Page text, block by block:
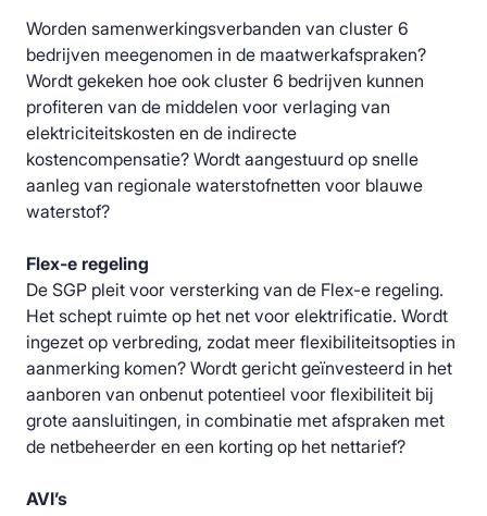
Worden samenwerkingsverbanden van cluster 6
bedrijven meegenomen in de maatwerkafspraken?
Wordt gekeken hoe ook cluster 6 bedrijven kunnen
profiteren van de middelen voor verlaging van
elektriciteitskosten en de indirecte
kostencompensatie? Wordt aangestuurd op snelle
aanleg van regionale waterstofnetten voor blauwe
waterstof?
Flex-e regeling
De SGP pleit voor versterking van de Flex-e regeling.
Het schept ruimte op het net voor elektrificatie. Wordt
ingezet op verbreding, zodat meer flexibiliteitsopties in
aanmerking komen? Wordt gericht geïnvesteerd in het
aanboren van onbenut potentieel voor flexibiliteit bij
grote aansluitingen, in combinatie met afspraken met
de netbeheerder en een korting op het nettarief?
AVI’s